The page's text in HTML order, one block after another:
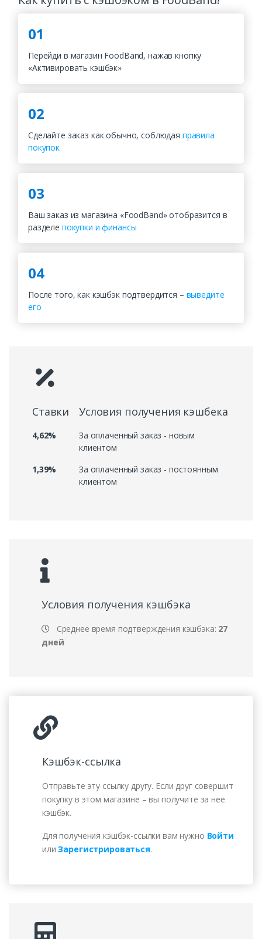
01
Перейди в магазин FoodBand, нажав кнопку
«Активировать кэшбэк»
02
Сделайте заказ как обычно, соблюдая правила
покупок
03
Ваш заказ из магазина «FoodBand» отобразится в
разделе покупки и финансы
04
После того, как кэшбэк подтвердится – выведите
его
Ставки Условия получения кэшбека
4,62%
За оплаченный заказ - новым
клиентом
1,39%
За оплаченный заказ - постоянным
клиентом
Условия получения кэшбэка
Среднее время подтверждения кэшбэка: 27
дней
Кэшбэк-ссылка
Отправьте эту ссылку другу. Если друг совершит
покупку в этом магазине – вы получите за нее
кэшбэк.
Для получения кэшбэк-ссылки вам нужно Войти
илиЗарегистрироваться.